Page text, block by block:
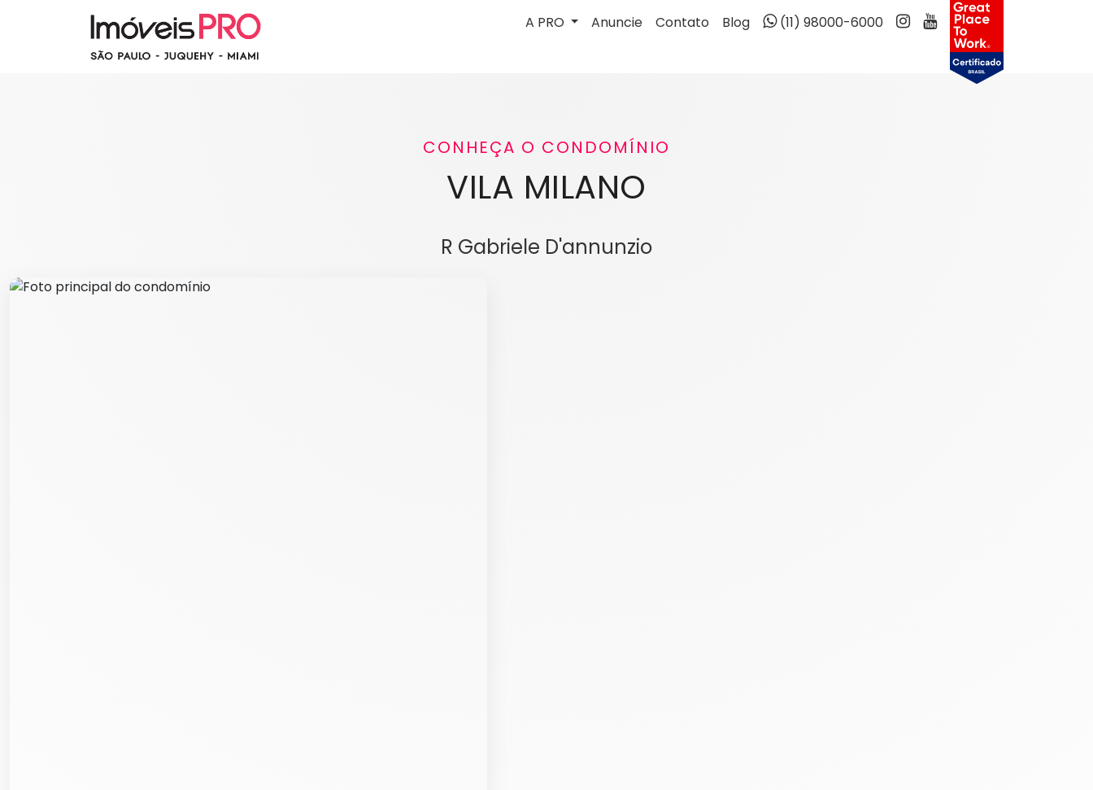
A PRO Anuncie Contato Blog (11) 98000-6000
CONHEÇA O CONDOMÍNIO
VILA MILANO
R Gabriele D'annunzio